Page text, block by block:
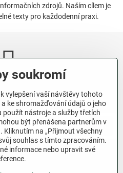
zdrojů. Naším cílem je
texty pro každodenní praxi.
novinky:
Odebírat
e-mailem.
soukromí
vylepšení vaší návštěvy tohoto
ke shromažďování údajů o jeho
použít nástroje a služby třetích
být přenášena partnerům v
Kliknutím na „Přijmout všechny
souhlas s tímto zpracováním.
informace nebo upravit své